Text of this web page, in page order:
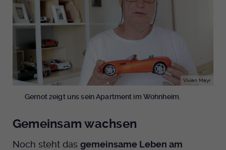
Vivian Mayr
Gernot zeigt uns sein Apartment im Wohnheim.
Gemeinsam wachsen
Noch steht das gemeinsame Leben am